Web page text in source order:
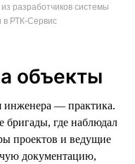
разработчиков системы
в РТК-Сервис
объекты
инженера — практика.
бригады, где наблюдал
проектов и ведущие
документацию,